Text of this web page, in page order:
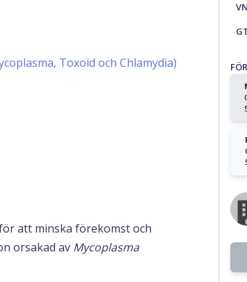
Toxoid och Chlamydia)
att minska förekomst och
orsakad av Mycoplasma